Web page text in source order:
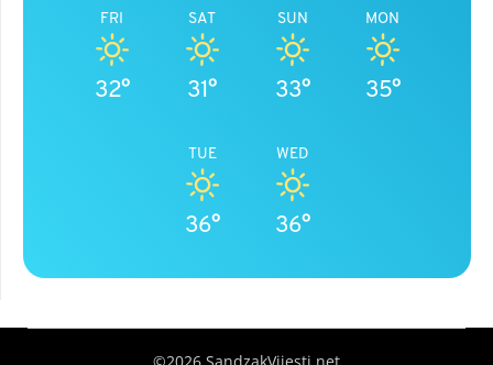
FRI
32°
SAT
31°
SUN
33°
MON
35°
TUE
36°
WED
36°